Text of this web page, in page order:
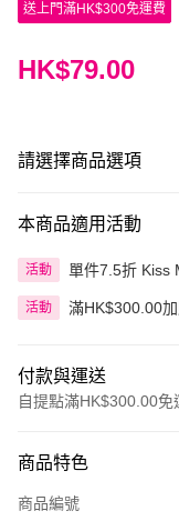
送上門滿HK$300免運費
HK$79.00
請選擇商品選項
本商品適用活動
活動 單件7.5折 Kiss
活動 滿HK$300.00
付款與運送
自提點滿HK$300.00免
信用卡
Apple Pay
商品特色
商品編號